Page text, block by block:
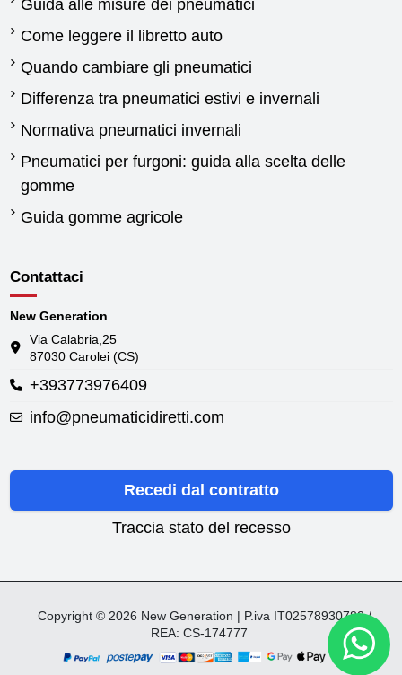
Guida alle misure dei pneumatici
Come leggere il libretto auto
Quando cambiare gli pneumatici
Differenza tra pneumatici estivi e invernali
Normativa pneumatici invernali
Pneumatici per furgoni: guida alla scelta delle
gomme
Guida gomme agricole
Contattaci
New Generation
Via Calabria,25
87030 Carolei (CS)
+393773976409
info@pneumaticidiretti.com
Recedi dal contratto
Traccia stato del recesso
Copyright © 2026 New Generation | P.iva IT02578930782 /
REA: CS-174777